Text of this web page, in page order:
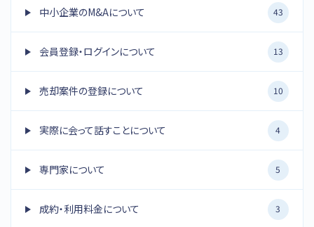
中小企業のM&Aについて 43
会員登録・ログインについて 13
売却案件の登録について 10
実際に会って話すことについて 4
専門家について 5
成約・利用料金について 3